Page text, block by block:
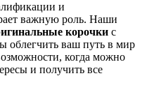
и
важную роль. Наши
корочки с
облегчить ваш путь в мир
когда можно
и получить все